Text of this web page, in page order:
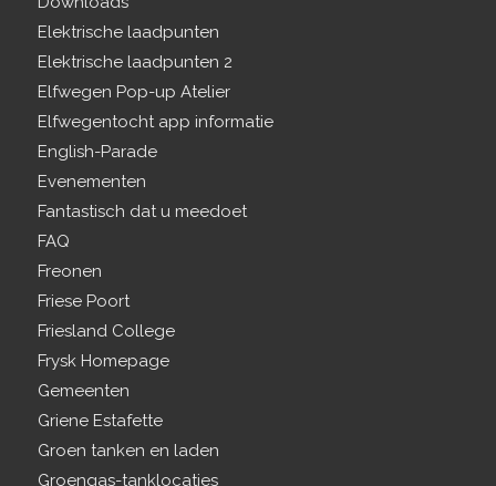
Elektrische laadpunten
Elektrische laadpunten 2
Elfwegen Pop-up Atelier
Elfwegentocht app informatie
English-Parade
Evenementen
Fantastisch dat u meedoet
FAQ
Freonen
Friese Poort
Friesland College
Frysk Homepage
Gemeenten
Griene Estafette
Groen tanken en laden
Groengas-tanklocaties